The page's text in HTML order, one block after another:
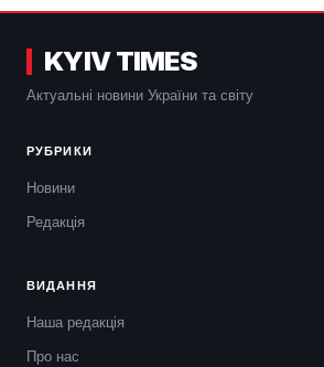
KYIV TIMES
Актуальні новини України та світу
РУБРИКИ
Новини
Редакція
ВИДАННЯ
Наша редакція
Про нас